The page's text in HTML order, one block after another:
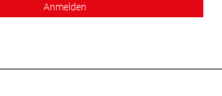
Anmelden